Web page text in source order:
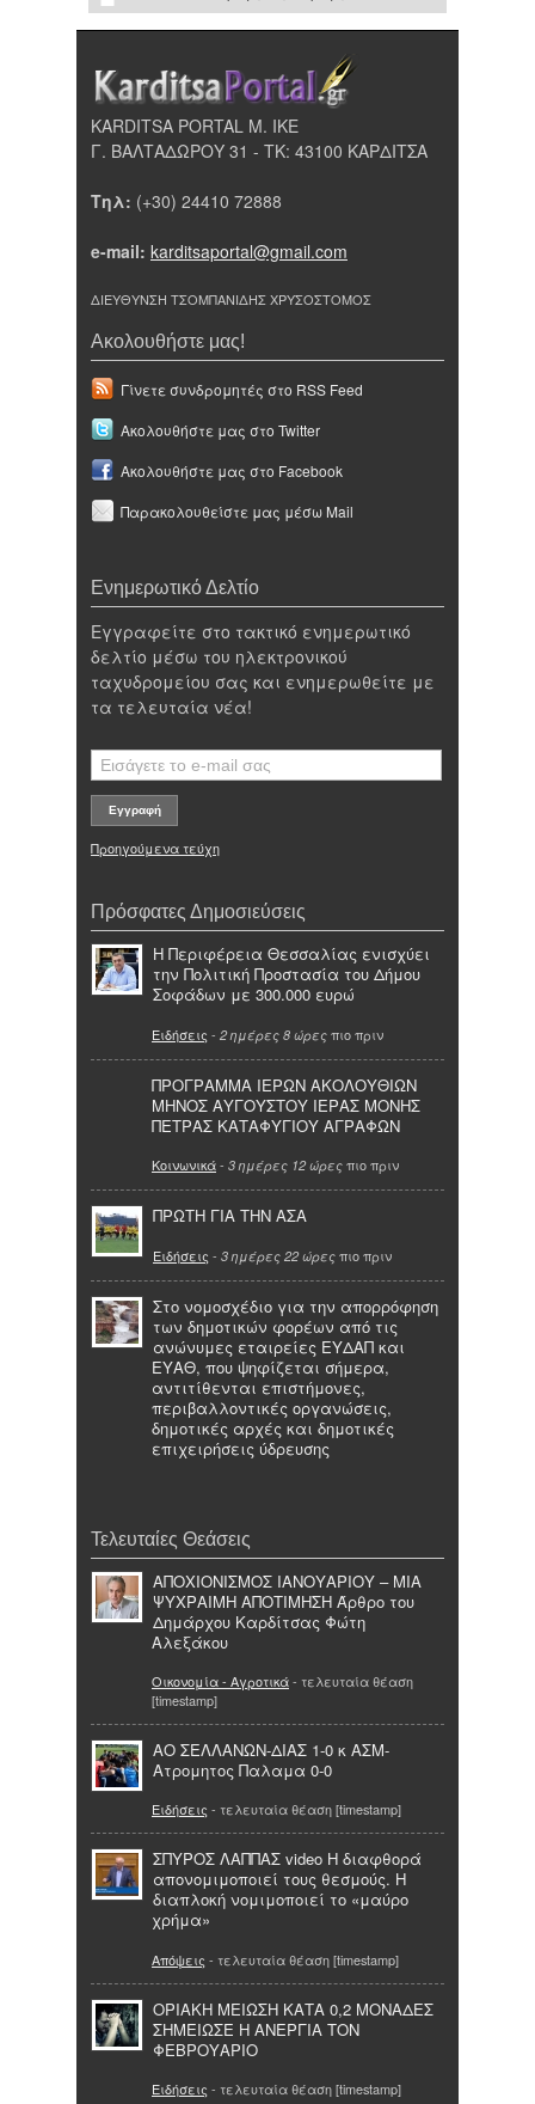
KARDITSA PORTAL Μ. ΙΚΕ
Γ. ΒΑΛΤΑΔΩΡΟΥ 31 - ΤΚ: 43100 ΚΑΡΔΙΤΣΑ
Τηλ: (+30) 24410 72888
e-mail: karditsaportal@gmail.com
ΔΙΕΥΘΥΝΣΗ ΤΣΟΜΠΑΝΙΔΗΣ ΧΡΥΣΟΣΤΟΜΟΣ
Ακολουθήστε μας!
Γίνετε συνδρομητές στο RSS Feed
Ακολουθήστε μας στο Twitter
Ακολουθήστε μας στο Facebook
Παρακολουθείστε μας μέσω Mail
Ενημερωτικό Δελτίο
Εγγραφείτε στο τακτικό ενημερωτικό
δελτίο μέσω του ηλεκτρονικού
ταχυδρομείου σας και ενημερωθείτε με
τα τελευταία νέα!
Προηγούμενα τεύχη
Πρόσφατες Δημοσιεύσεις
Η Περιφέρεια Θεσσαλίας ενισχύει
την Πολιτική Προστασία του Δήμου
Σοφάδων με 300.000 ευρώ
Ειδήσεις - 2 ημέρες 8 ώρες πιο πριν
ΠΡΟΓΡΑΜΜΑ ΙΕΡΩΝ ΑΚΟΛΟΥΘΙΩΝ
ΜΗΝΟΣ ΑΥΓΟΥΣΤΟΥ ΙΕΡΑΣ ΜΟΝΗΣ
ΠΕΤΡΑΣ ΚΑΤΑΦΥΓΙΟΥ ΑΓΡΑΦΩΝ
Κοινωνικά- 3 ημέρες 12 ώρες πιο πριν
ΠΡΩΤΗ ΓΙΑ ΤΗΝ ΑΣΑ
Ειδήσεις - 3 ημέρες 22 ώρες πιο πριν
Στο νομοσχέδιο για την απορρόφηση
των δημοτικών φορέων από τις
ανώνυμες εταιρείες ΕΥΔΑΠ και
ΕΥΑΘ, που ψηφίζεται σήμερα,
αντιτίθενται επιστήμονες,
περιβαλλοντικές οργανώσεις,
δημοτικές αρχές και δημοτικές
επιχειρήσεις ύδρευσης
Τελευταίες Θεάσεις
ΑΠΟΧΙΟΝΙΣΜΟΣ ΙΑΝΟΥΑΡΙΟΥ – ΜΙΑ
ΨΥΧΡΑΙΜΗ ΑΠΟΤΙΜΗΣΗ Άρθρο του
Δημάρχου Καρδίτσας Φώτη
Αλεξάκου
Οικονομία - Αγροτικά- τελευταία θέαση
[timestamp]
AO ΣΕΛΛΑΝΩΝ-ΔΙΑΣ 1-0 κ ΑΣΜ-
Ατρομητος Παλαμα 0-0
Ειδήσεις - τελευταία θέαση [timestamp]
ΣΠΥΡΟΣ ΛΑΠΠΑΣ video Η διαφθορά
απονομιμοποιεί τους θεσμούς. Η
διαπλοκή νομιμοποιεί το «μαύρο
χρήμα»
Απόψεις - τελευταία θέαση [timestamp]
ΟΡΙΑΚΗ ΜΕΙΩΣΗ ΚΑΤΑ 0,2 ΜΟΝΑΔΕΣ
ΣΗΜΕΙΩΣΕ Η ΑΝΕΡΓΙΑ ΤΟΝ
ΦΕΒΡΟΥΑΡΙΟ
Ειδήσεις - τελευταία θέαση [timestamp]